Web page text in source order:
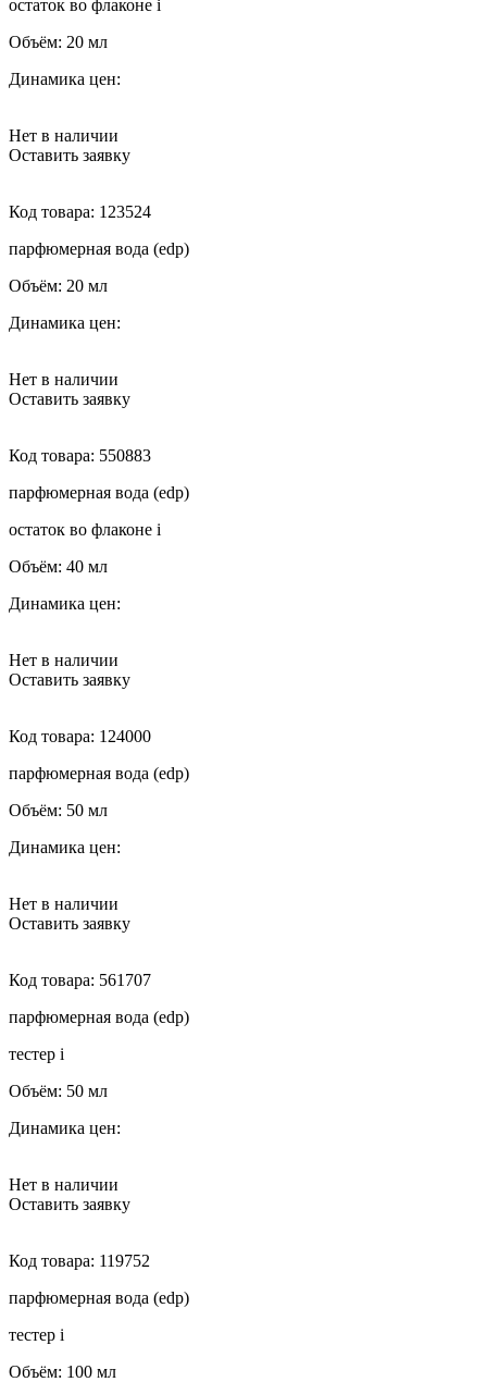
остаток во флаконе i
Объём: 20 мл
Динамика цен:
Нет в наличии
Оставить заявку
Код товара: 123524
парфюмерная вода (edp)
Объём: 20 мл
Динамика цен:
Нет в наличии
Оставить заявку
Код товара: 550883
парфюмерная вода (edp)
остаток во флаконе i
Объём: 40 мл
Динамика цен:
Нет в наличии
Оставить заявку
Код товара: 124000
парфюмерная вода (edp)
Объём: 50 мл
Динамика цен:
Нет в наличии
Оставить заявку
Код товара: 561707
парфюмерная вода (edp)
тестер i
Объём: 50 мл
Динамика цен:
Нет в наличии
Оставить заявку
Код товара: 119752
парфюмерная вода (edp)
тестер i
Объём: 100 мл